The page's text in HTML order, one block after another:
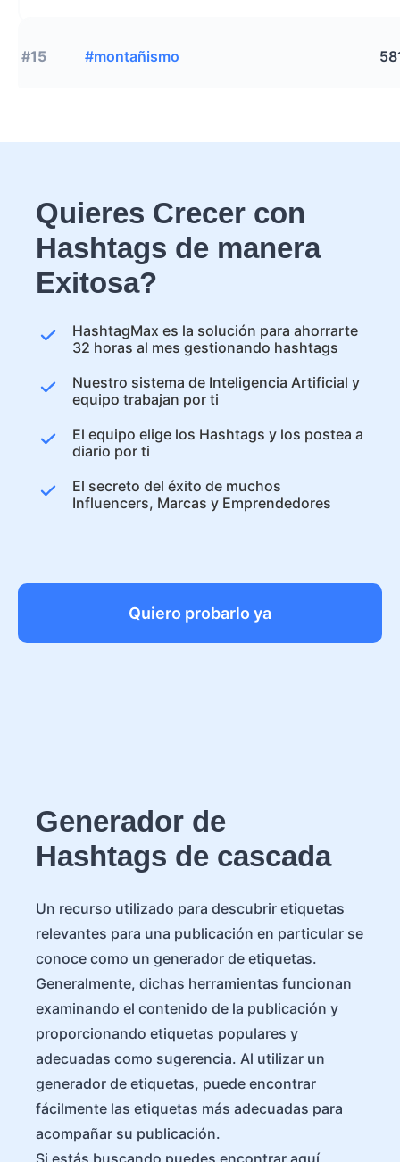
#15 #montañismo
Quieres Crecer con
Hashtags de manera
Exitosa?
HashtagMax es la solución para ahorrarte
32 horas al mes gestionando hashtags
Nuestro sistema de Inteligencia Artificial y
equipo trabajan por ti
El equipo elige los Hashtags y los postea a
diario por ti
El secreto del éxito de muchos
Influencers, Marcas y Emprendedores
Quiero probarlo ya
Generador de
Hashtags de cascada
Un recurso utilizado para descubrir etiquetas
relevantes para una publicación en particular se
conoce como un generador de etiquetas.
Generalmente, dichas herramientas funcionan
examinando el contenido de la publicación y
proporcionando etiquetas populares y
adecuadas como sugerencia. Al utilizar un
generador de etiquetas, puede encontrar
fácilmente las etiquetas más adecuadas para
acompañar su publicación.
Si estás buscando puedes encontrar aquí